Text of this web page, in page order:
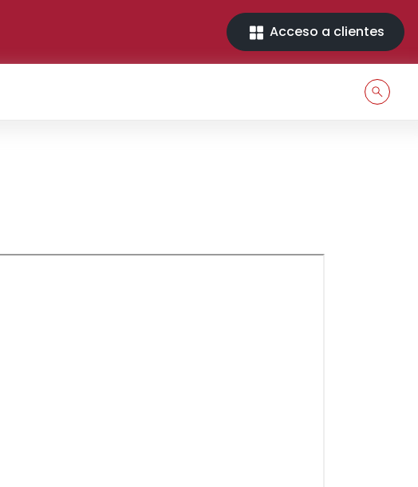
Acceso a clientes